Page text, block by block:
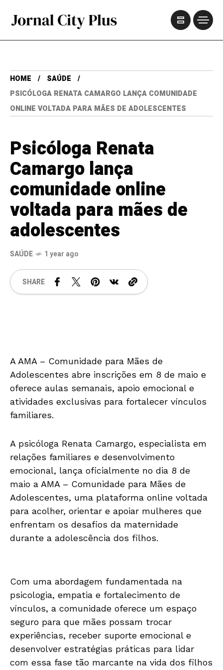
HOME
SAÚDE
PSICÓLOGA RENATA CAMARGO LANÇA COMUNIDADE
ONLINE VOLTADA PARA MÃES DE ADOLESCENTES
Psicóloga Renata
Camargo lança
comunidade online
voltada para mães de
adolescentes
SAÚDE 1 year ago
SHARE
A AMA – Comunidade para Mães de
Adolescentes abre inscrições em 8 de maio e
oferece aulas semanais, apoio emocional e
atividades exclusivas para fortalecer vínculos
familiares.
A psicóloga Renata Camargo, especialista em
relações familiares e desenvolvimento
emocional, lança oficialmente no dia 8 de
maio a AMA – Comunidade para Mães de
Adolescentes, uma plataforma online voltada
para acolher, orientar e apoiar mulheres que
enfrentam os desafios da maternidade
durante a adolescência dos filhos.
Com uma abordagem fundamentada na
psicologia, empatia e fortalecimento de
vínculos, a comunidade oferece um espaço
seguro para que mães possam trocar
experiências, receber suporte emocional e
desenvolver estratégias práticas para lidar
com essa fase tão marcante na vida dos filhos